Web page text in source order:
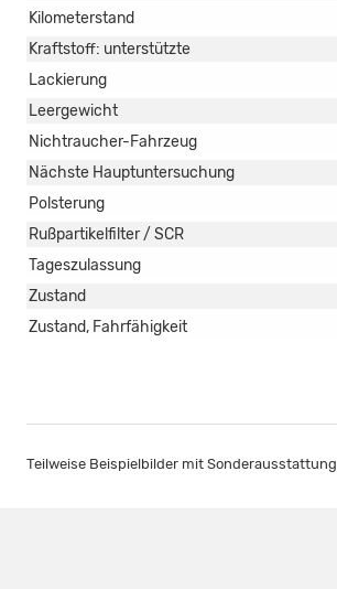
Kilometerstand
Kraftstoff: unterstützte
Lackierung
Leergewicht
Nichtraucher-Fahrzeug
Nächste Hauptuntersuchung
Polsterung
Rußpartikelfilter / SCR
Tageszulassung
Zustand
Zustand, Fahrfähigkeit
Teilweise Beispielbilder mit Sonderausstattung.